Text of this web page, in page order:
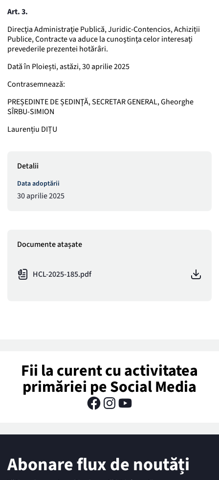
Art. 3.
Direcţia Administraţie Publică, Juridic-Contencios, Achiziții
Publice, Contracte va aduce la cunoştinţa celor interesaţi
prevederile prezentei hotărâri.
Dată în Ploiești, astăzi, 30 aprilie 2025
Contrasemnează:
PREȘEDINTE DE ȘEDINŢĂ, SECRETAR GENERAL, Gheorghe
SÎRBU-SIMION
Laurențiu DIȚU
Detalii
Data adoptării
30 aprilie 2025
Documente atașate
HCL-2025-185.pdf
Fii la curent cu activitatea
primăriei pe Social Media
Abonare flux de noutăți